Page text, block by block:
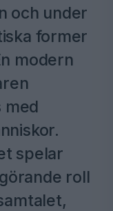
och under
former
modern
med
spelar
roll